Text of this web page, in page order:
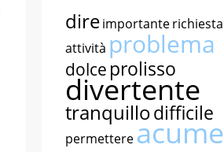
direimportanterichiesta
attività problema
dolce prolisso
divertente
tranquillodifficile
permettereacume